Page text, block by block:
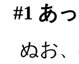
#1 あ
ぬお